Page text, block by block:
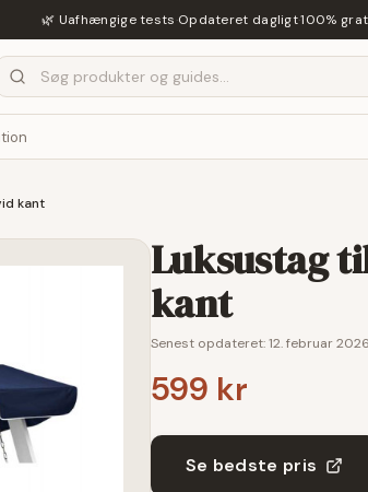
🌿 Uafhængige tests·Opdateret dagligt·100%
kant
Luksustag
kant
Senest opdateret:12. februar 2026
599 kr
Se bedste pris